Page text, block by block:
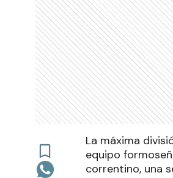
La máxima
equipo
correntino, una